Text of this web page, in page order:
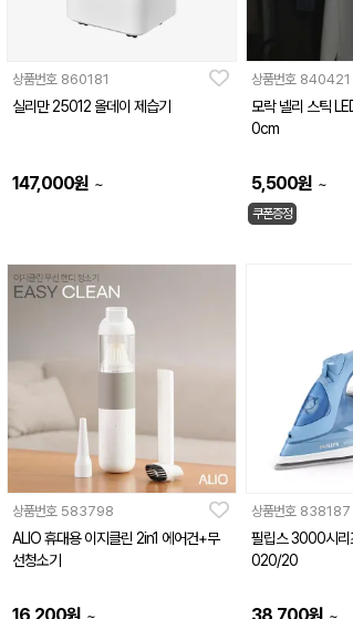
상품번호 860181
실리만 25012 올데이 제습기
147,000원 ~
상품번호 840421
모락 넬리 스틱
0cm
5,500원 ~
쿠폰증정
상품번호 583798
ALIO 휴대용 이지클린 2in1 에어건+무
선청소기
상품번호 838187
필립스 3000시리
020/20